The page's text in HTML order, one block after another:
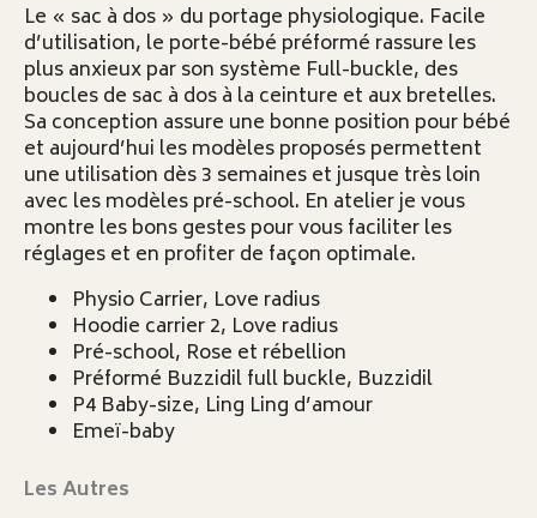
Le « sac à dos » du portage physiologique. Facile
d’utilisation, le porte-bébé préformé rassure les
plus anxieux par son système Full-buckle, des
boucles de sac à dos à la ceinture et aux bretelles.
Sa conception assure une bonne position pour bébé
et aujourd’hui les modèles proposés permettent
une utilisation dès 3 semaines et jusque très loin
avec les modèles pré-school. En atelier je vous
montre les bons gestes pour vous faciliter les
réglages et en profiter de façon optimale.
Physio Carrier, Love radius
Hoodie carrier 2, Love radius
Pré-school, Rose et rébellion
Préformé Buzzidil full buckle, Buzzidil
P4 Baby-size, Ling Ling d’amour
Emeï-baby
Les Autres